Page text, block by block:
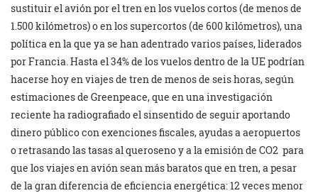
sustituir el avión por el tren en los vuelos cortos (de menos de
1.500 kilómetros) o en los supercortos (de 600 kilómetros), una
política en la que ya se han adentrado varios países, liderados
por Francia. Hasta el 34% de los vuelos dentro de la UE podrían
hacerse hoy en viajes de tren de menos de seis horas, según
estimaciones de Greenpeace, que en una investigación
reciente ha radiografiado el sinsentido de seguir aportando
dinero público con exenciones fiscales, ayudas a aeropuertos
o retrasando las tasas al queroseno y a la emisión de CO2 para
que los viajes en avión sean más baratos que en tren, a pesar
de la gran diferencia de eficiencia energética: 12 veces menor